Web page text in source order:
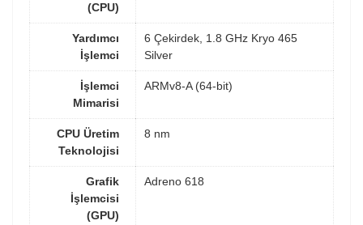
(CPU)
Yardımcı
İşlemci
6 Çekirdek, 1.8 GHz Kryo 465
Silver
İşlemci
Mimarisi
ARMv8-A (64-bit)
CPU Üretim
Teknolojisi
8 nm
Grafik
İşlemcisi
(GPU)
Adreno 618